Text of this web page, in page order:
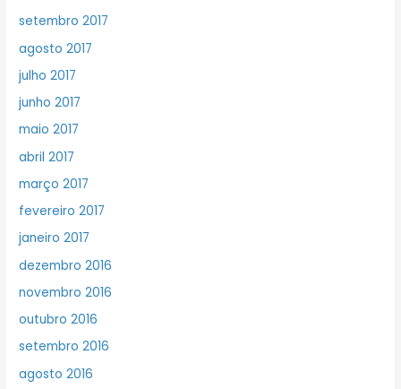
setembro 2017
agosto 2017
julho 2017
junho 2017
maio 2017
abril 2017
março 2017
fevereiro 2017
janeiro 2017
dezembro 2016
novembro 2016
outubro 2016
setembro 2016
agosto 2016